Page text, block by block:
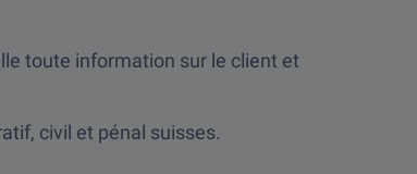
toute information sur le client et
civil et pénal suisses.